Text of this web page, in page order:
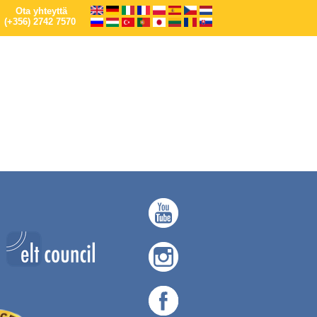
Ota yhteyttä
(+356) 2742 7570